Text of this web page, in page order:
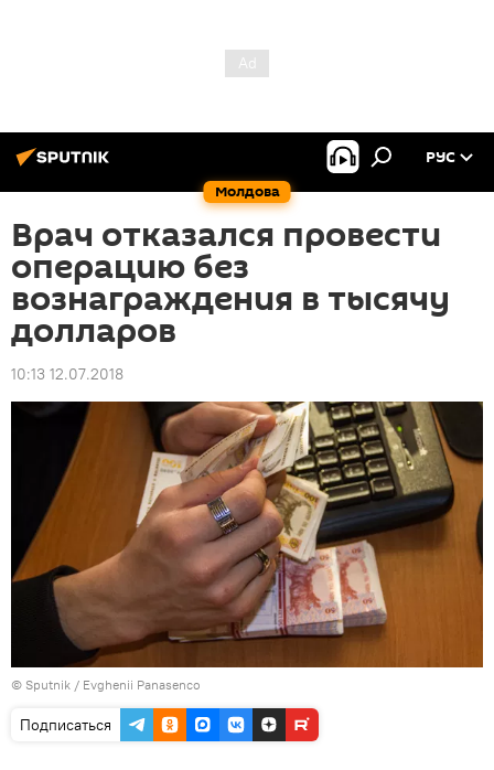
Молдова
РУС
Врач отказался провести
операцию без
вознаграждения в тысячу
долларов
10:13 12.07.2018
© Sputnik / Evghenii Panasenco
Подписаться